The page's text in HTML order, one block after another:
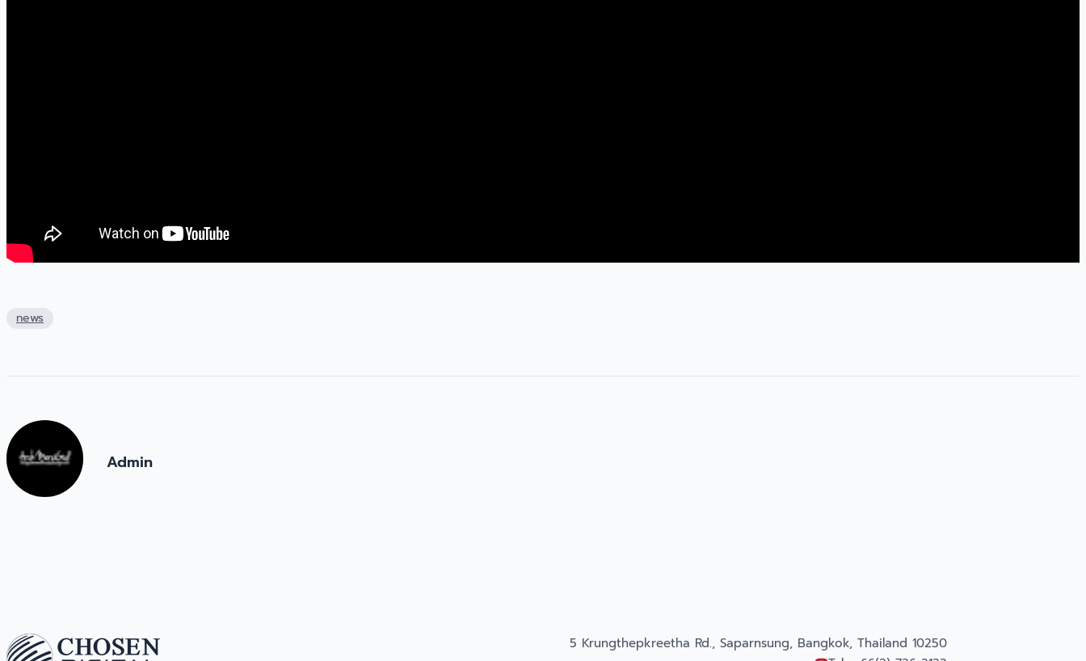
news
Admin
5 Krungthepkreetha Rd., Saparnsung, Bangkok, Thailand 10250